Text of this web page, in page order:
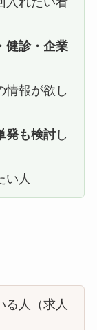
健診・企業
情報が欲し
発も検討し
い人
る人（求人